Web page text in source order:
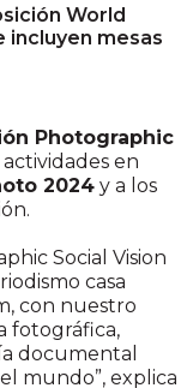
World
incluyen mesas
Photographic
en
2024 y a los
Social Vision
casa
con nuestro
fotográfica,
documental
mundo”, explica